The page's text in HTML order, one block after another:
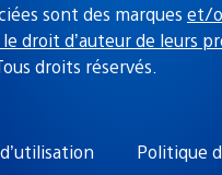
sont des marques et/
droit d’auteur de leurs
droits réservés.
Politique